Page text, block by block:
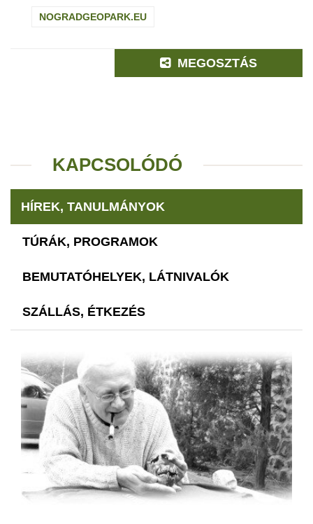
NOGRADGEOPARK.EU
MEGOSZTÁS
KAPCSOLÓDÓ
HÍREK, TANULMÁNYOK
TÚRÁK, PROGRAMOK
BEMUTATÓHELYEK, LÁTNIVALÓK
SZÁLLÁS, ÉTKEZÉS